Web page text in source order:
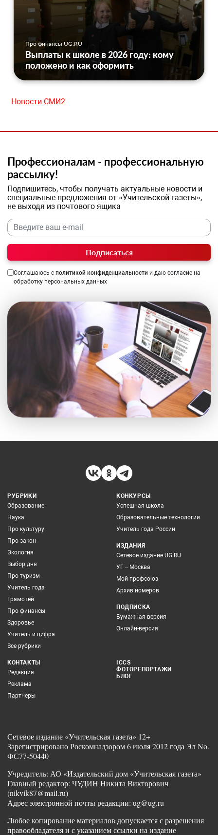
Про финансы UG.RU
Выплаты к школе в 2026 году: кому
положено и как оформить
Новости СМИ2
Профессионалам - профессиональную
рассылку!
Подпишитесь, чтобы получать актуальные новости и
специальные предложения от «Учительской газеты»,
не выходя из почтового ящика
Подписаться
Соглашаюсь с политикой конфиденциальности и даю согласие на
обработку персональных данных
РУБРИКИ
Образование
Наука
Про культуру
Про закон
Экология
Выбор дня
Про туризм
Учитель года
Грамотей
Про финансы
Здоровье
Учитель и цифра
Все рубрики
КОНКУРСЫ
Успешная школа
Образовательные технологии
Учитель года России
ИЗДАНИЯ
Сетевое издание UG.RU
УГ – Москва
Мой профсоюз
Архив номеров
ПОДПИСКА
Бумажная версия
Онлайн-версия
КОНТАКТЫ
Редакция
Реклама
Партнеры
ICCS
ФОТОРЕПОРТАЖИ
БЛОГ
Сетевое издание «Учительская газета» 12+
Зарегистрировано Роскомнадзором 6 июля 2012 года Эл No.
ФС77-50440
Учредитель: АО «Издательский дом «Учительская газета»
Главный редактор: ЧУДИН Никита Викторович
(nikvik87@mail.ru)
Адрес электронной почты редакции: ug@ug.ru
Любое копирование материалов допускается с разрешения
правообладателя и с указанием ссылки на издание